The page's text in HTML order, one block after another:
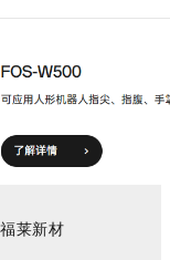
福莱新材